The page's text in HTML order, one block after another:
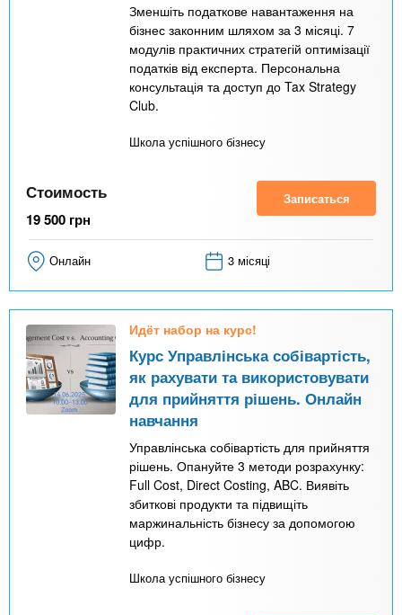
Зменшіть податкове навантаження на
бізнес законним шляхом за 3 місяці. 7
модулів практичних стратегій оптимізації
податків від експерта. Персональна
консультація та доступ до Tax Strategy
Club.
Школа успішного бізнесу
Стоимость
19 500 грн
Записаться
Онлайн 3 місяці
Идёт набор на курс!
Курс Управлінська собівартість,
як рахувати та використовувати
для прийняття рішень. Онлайн
навчання
Управлінська собівартість для прийняття
рішень. Опануйте 3 методи розрахунку:
Full Cost, Direct Costing, ABC. Виявіть
збиткові продукти та підвищіть
маржинальність бізнесу за допомогою
цифр.
Школа успішного бізнесу